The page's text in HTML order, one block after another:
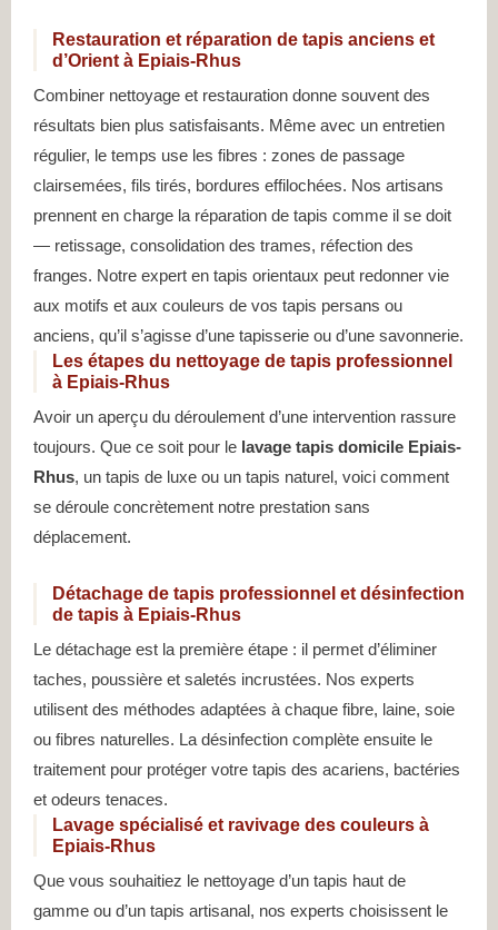
Restauration et réparation de tapis anciens et
d’Orient à Epiais-Rhus
Combiner nettoyage et restauration donne souvent des
résultats bien plus satisfaisants. Même avec un entretien
régulier, le temps use les fibres : zones de passage
clairsemées, fils tirés, bordures effilochées. Nos artisans
prennent en charge la réparation de tapis comme il se doit
— retissage, consolidation des trames, réfection des
franges. Notre expert en tapis orientaux peut redonner vie
aux motifs et aux couleurs de vos tapis persans ou
anciens, qu’il s’agisse d’une tapisserie ou d’une savonnerie.
Les étapes du nettoyage de tapis professionnel
à Epiais-Rhus
Avoir un aperçu du déroulement d’une intervention rassure
toujours. Que ce soit pour le lavage tapis domicile Epiais-
Rhus, un tapis de luxe ou un tapis naturel, voici comment
se déroule concrètement notre prestation sans
déplacement.
Détachage de tapis professionnel et désinfection
de tapis à Epiais-Rhus
Le détachage est la première étape : il permet d’éliminer
taches, poussière et saletés incrustées. Nos experts
utilisent des méthodes adaptées à chaque fibre, laine, soie
ou fibres naturelles. La désinfection complète ensuite le
traitement pour protéger votre tapis des acariens, bactéries
et odeurs tenaces.
Lavage spécialisé et ravivage des couleurs à
Epiais-Rhus
Que vous souhaitiez le nettoyage d’un tapis haut de
gamme ou d’un tapis artisanal, nos experts choisissent le